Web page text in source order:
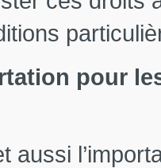
pour
aussi